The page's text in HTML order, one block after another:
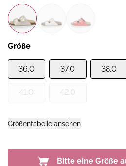
Größe
36.0 37.0 38.0
41.0 42.0
Größentabelle ansehen
Bitte eine Größe